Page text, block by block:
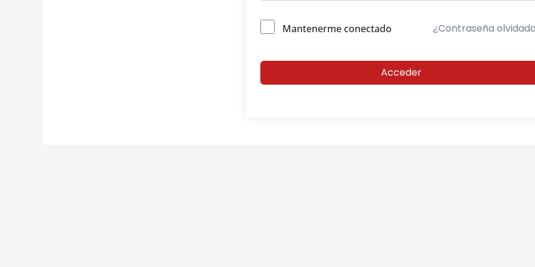
Mantenerme conectado ¿Contraseña
Acceder